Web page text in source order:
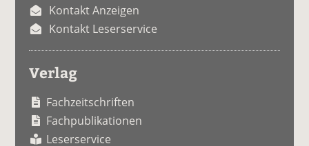
Kontakt Anzeigen
Kontakt Leserservice
Verlag
Fachzeitschriften
Fachpublikationen
Leserservice